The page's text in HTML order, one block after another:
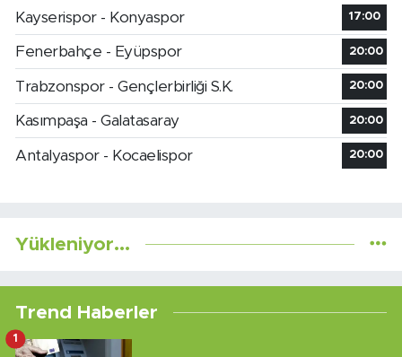
Kayserispor - Konyaspor
17:00
Fenerbahçe - Eyüpspor 20:00
Trabzonspor - Gençlerbirliği S.K. 20:00
Kasımpaşa - Galatasaray 20:00
Antalyaspor - Kocaelispor 20:00
Yükleniyor...
Trend Haberler
1